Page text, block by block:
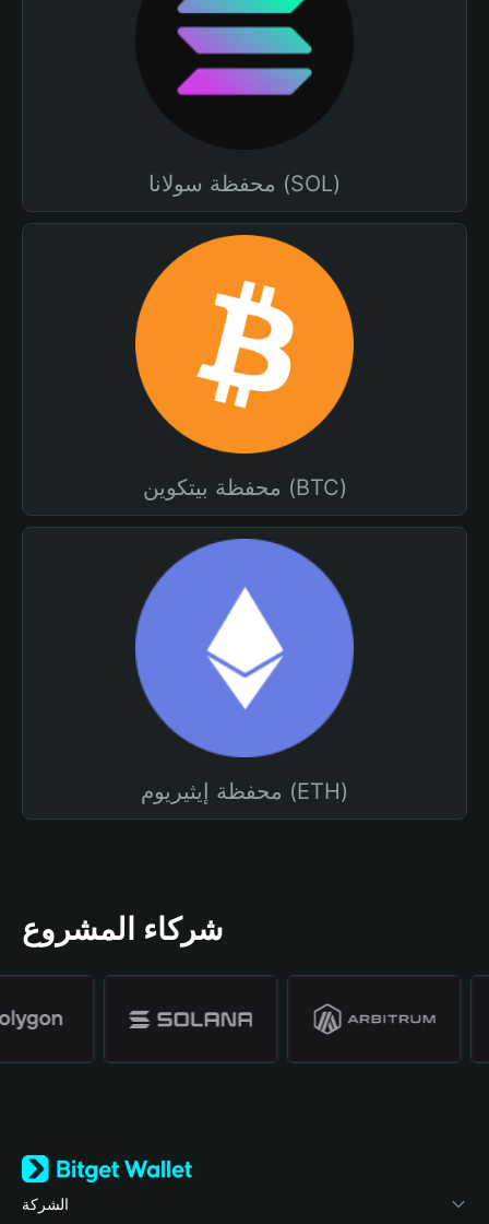
محفظة سولانا (SOL)
محفظة بيتكوين (BTC)
محفظة إيثيريوم (ETH)
شركاء المشروع
الشركة